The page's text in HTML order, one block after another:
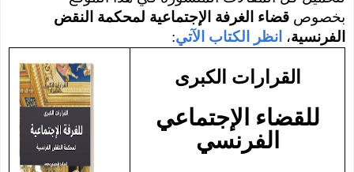
بخصوص قضاء الغرفة الإجتماعية لمحكمة النقض
الفرنسية، انظر الكتاب الآتي:
القرارات الكبرى
للقضاء الإجتماعي
الفرنسي